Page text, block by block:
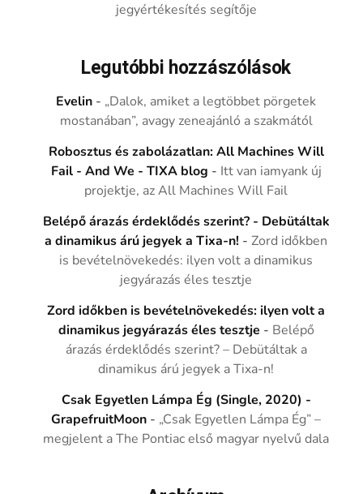
jegyértékesítés segítője
Legutóbbi hozzászólások
Evelin - „Dalok, amiket a legtöbbet pörgetek
mostanában”, avagy zeneajánló a szakmától
Robosztus és zabolázatlan: All Machines Will
Fail - And We - TIXA blog - Itt van iamyank új
projektje, az All Machines Will Fail
Belépő árazás érdeklődés szerint? - Debütáltak
a dinamikus árú jegyek a Tixa-n! -Zord időkben
is bevételnövekedés: ilyen volt a dinamikus
jegyárazás éles tesztje
Zord időkben is bevételnövekedés: ilyen volt a
dinamikus jegyárazás éles tesztje - Belépő
árazás érdeklődés szerint? – Debütáltak a
dinamikus árú jegyek a Tixa-n!
Csak Egyetlen Lámpa Ég (Single, 2020) -
GrapefruitMoon - „Csak Egyetlen Lámpa Ég” –
megjelent a The Pontiac első magyar nyelvű dala